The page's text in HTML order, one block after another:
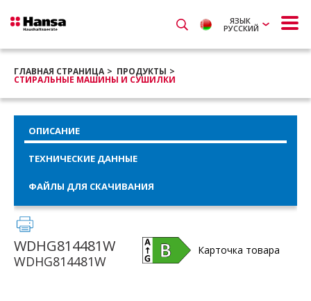
ЯЗЫК
РУССКИЙ
ГЛАВНАЯ СТРАНИЦА ПРОДУКТЫ
СТИРАЛЬНЫЕ МАШИНЫ И СУШИЛКИ
ОПИСАНИЕ
ТЕХНИЧЕСКИЕ ДАННЫЕ
ФАЙЛЫ ДЛЯ СКАЧИВАНИЯ
WDHG814481W
WDHG814481W
Карточка товара